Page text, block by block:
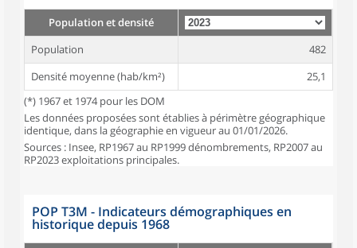
Population et densité
Population
482
Densité moyenne (hab/km²)
25,1
(*) 1967 et 1974 pour les DOM
Les données proposées sont établies à périmètre géographique
identique, dans la géographie en vigueur au 01/01/2026.
Sources : Insee, RP1967 au RP1999 dénombrements, RP2007 au
RP2023 exploitations principales.
POP T3M - Indicateurs démographiques en
historique depuis 1968